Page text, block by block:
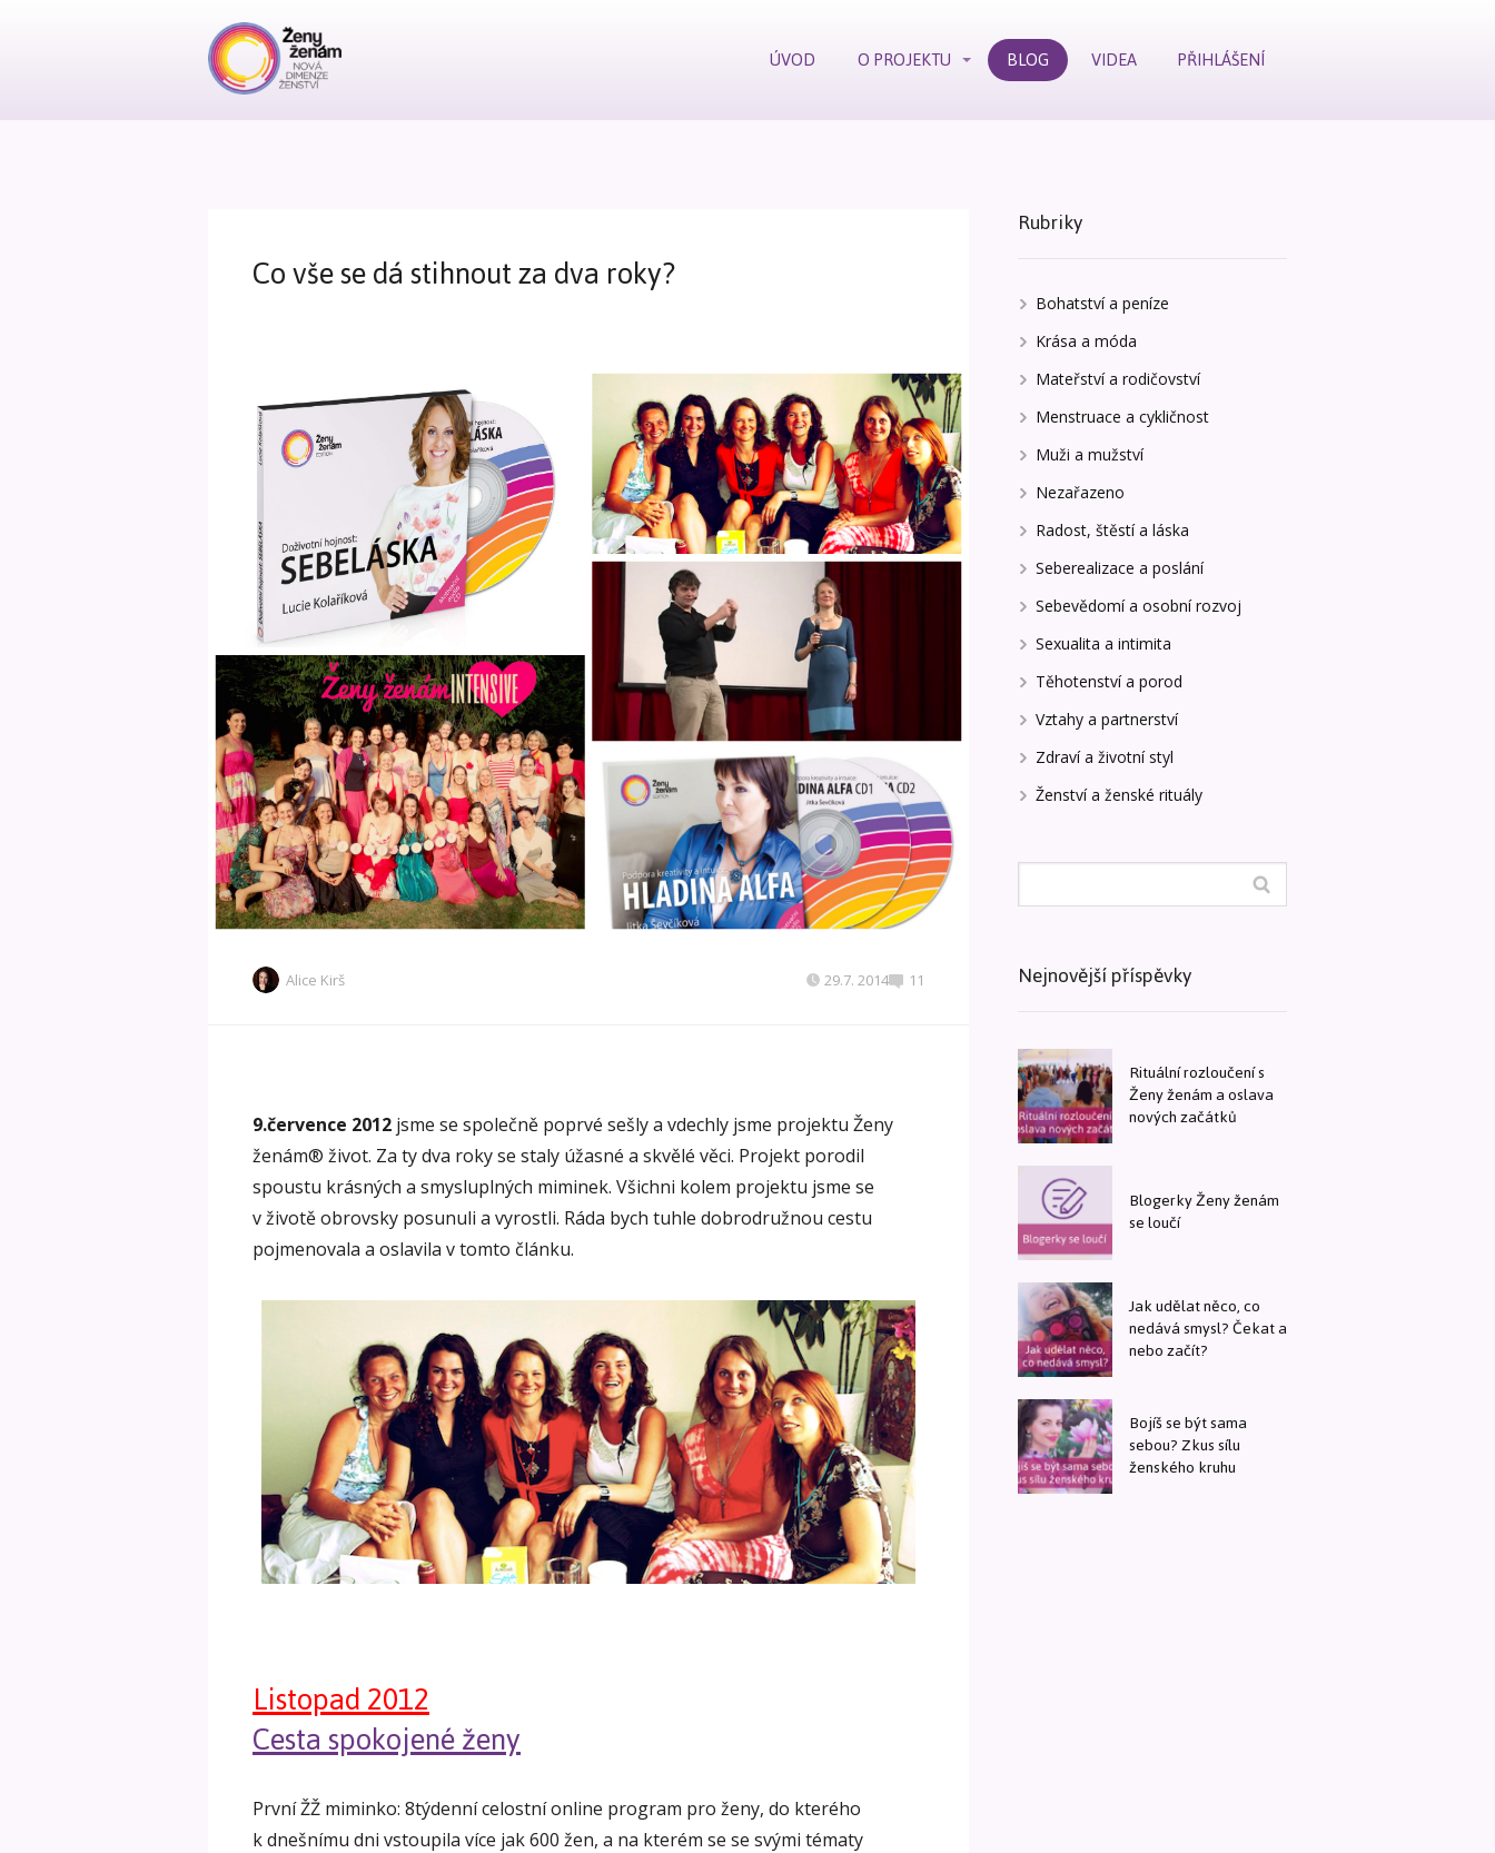
ÚVOD O PROJEKTU BLOG VIDEA PŘIHLÁŠENÍ
Co vše se dá stihnout za dva roky?
Alice Kirš 29.7. 2014 11
9.července 2012 jsme se společně poprvé sešly a vdechly jsme projektu Ženy
ženám® život. Za ty dva roky se staly úžasné a skvělé věci. Projekt porodil
spoustu krásných a smysluplných miminek. Všichni kolem projektu jsme se
v životě obrovsky posunuli a vyrostli. Ráda bych tuhle dobrodružnou cestu
pojmenovala a oslavila v tomto článku.
Listopad 2012
Cesta spokojené ženy
První ŽŽ miminko: 8týdenní celostní online program pro ženy, do kterého
k dnešnímu dni vstoupila více jak 600 žen, a na kterém se se svými tématy
Rubriky
Bohatství a peníze
Krása a móda
Mateřství a rodičovství
Menstruace a cykličnost
Muži a mužství
Nezařazeno
Radost, štěstí a láska
Seberealizace a poslání
Sebevědomí a osobní rozvoj
Sexualita a intimita
Těhotenství a porod
Vztahy a partnerství
Zdraví a životní styl
Ženství a ženské rituály
Nejnovější příspěvky
Rituální rozloučení s
Ženy ženám a oslava
nových začátků
Blogerky Ženy ženám
se loučí
Jak udělat něco, co
nedává smysl? Čekat a
nebo začít?
Bojíš se být sama
sebou? Zkus sílu
ženského kruhu